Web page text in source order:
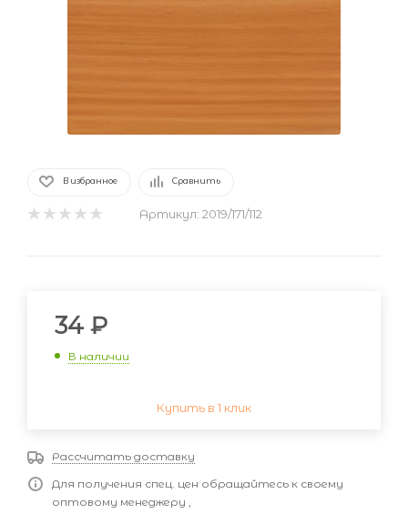
В избранное Сравнить
Артикул: 2019/171/112
34 ₽
В наличии
Купить в 1 клик
Рассчитать доставку
Для получения спец. цен обращайтесь к своему
оптовому менеджеру ,